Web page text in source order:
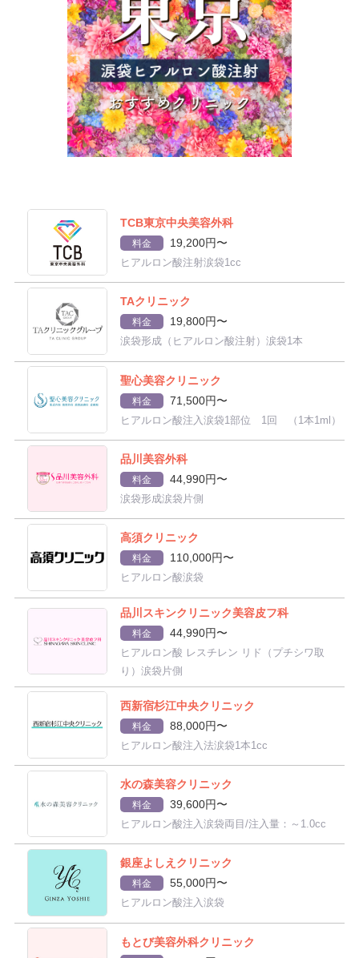
TCB東京中央美容外科
料金 19,200円〜
ヒアルロン酸注射涙袋1cc
TAクリニック
料金 19,800円〜
涙袋形成（ヒアルロン酸注射）涙袋1本
聖心美容クリニック
料金 71,500円〜
ヒアルロン酸注入涙袋1部位 1回 （1本1ml）
品川美容外科
料金 44,990円〜
涙袋形成涙袋片側
高須クリニック
料金 110,000円〜
ヒアルロン酸涙袋
品川スキンクリニック美容皮フ科
料金 44,990円〜
ヒアルロン酸 レスチレン リド（プチシワ取
り）涙袋片側
西新宿杉江中央クリニック
料金 88,000円〜
ヒアルロン酸注入法涙袋1本1cc
水の森美容クリニック
料金 39,600円〜
ヒアルロン酸注入涙袋両目/注入量：～1.0cc
銀座よしえクリニック
料金 55,000円〜
ヒアルロン酸注入涙袋
もとび美容外科クリニック